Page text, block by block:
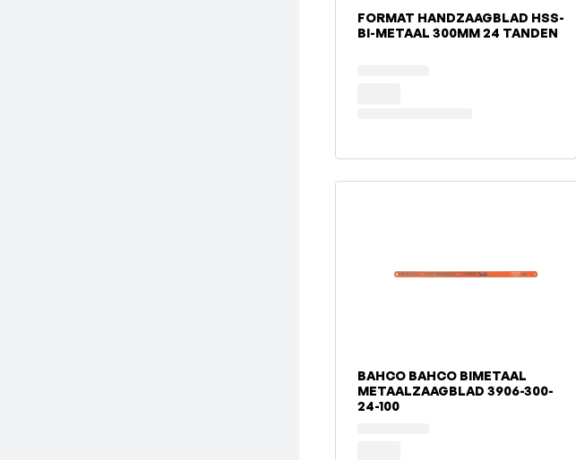
FORMAT HANDZAAGBLAD HSS-
BI-METAAL 300MM 24 TANDEN
BAHCO BAHCO BIMETAAL
METAALZAAGBLAD 3906-300-
24-100